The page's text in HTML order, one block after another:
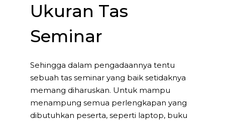
Ukuran Tas
Seminar
Sehingga dalam pengadaannya tentu
sebuah tas seminar yang baik setidaknya
memang diharuskan. Untuk mampu
menampung semua perlengkapan yang
dibutuhkan peserta, seperti laptop, buku